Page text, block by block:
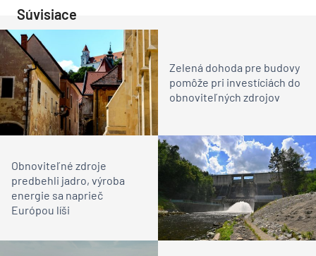
Súvisiace
Zelená dohoda pre budovy
pomôže pri investíciách do
obnoviteľných zdrojov
Obnoviteľné zdroje
predbehli jadro, výroba
energie sa naprieč
Európou líši